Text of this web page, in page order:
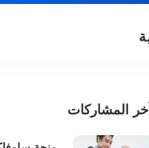
آخر المشاركات